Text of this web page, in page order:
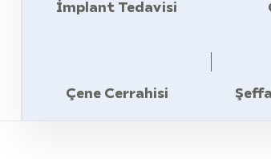
İmplant Tedavisi
Çene Cerrahisi